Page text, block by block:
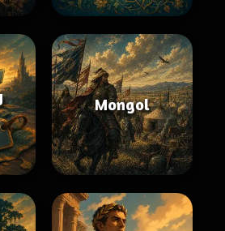
Mongol